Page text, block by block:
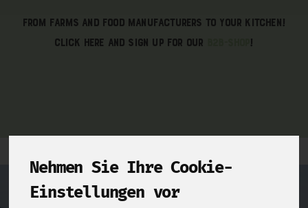
Nehmen Sie Ihre Cookie-
Einstellungen vor
From farms and food manufacturers to your kitchen!
Click here and sign up for our
!